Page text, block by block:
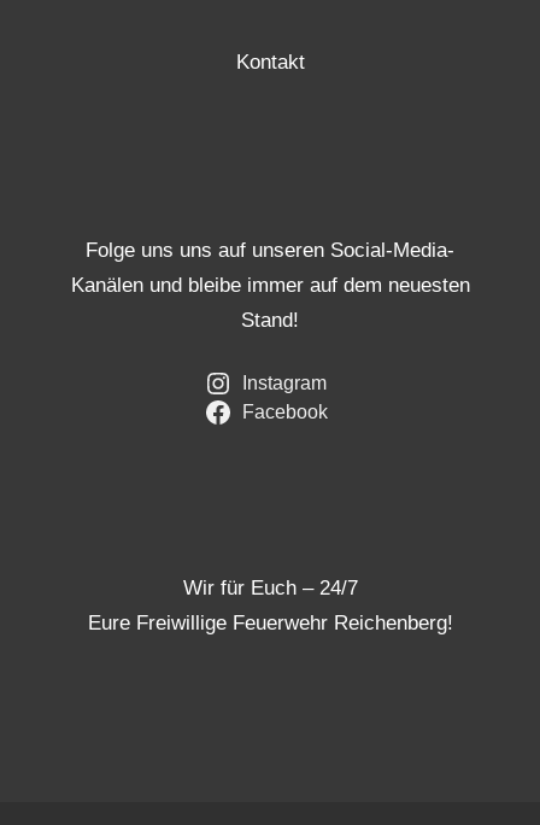
Kontakt
Folge uns uns auf unseren Social-Media-
Kanälen und bleibe immer auf dem neuesten
Stand!
Instagram
Facebook
Wir für Euch – 24/7
Eure Freiwillige Feuerwehr Reichenberg!